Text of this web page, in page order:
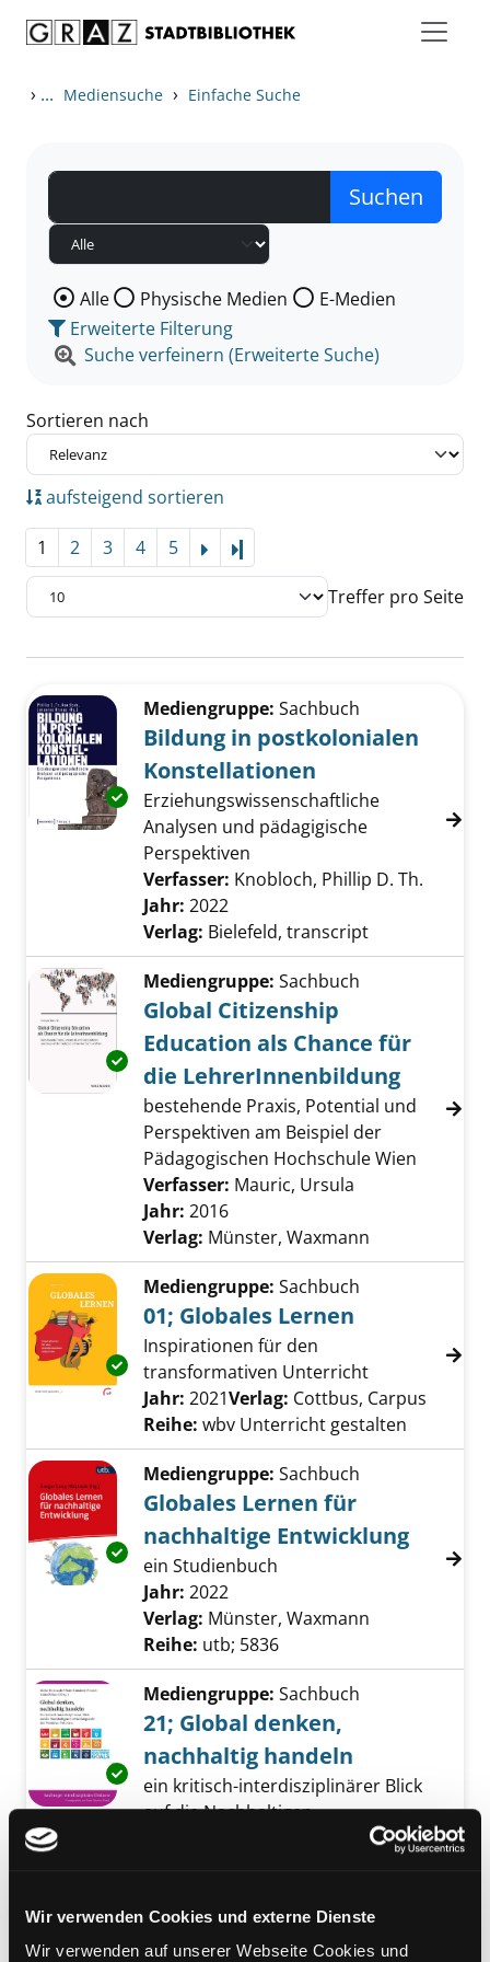
Wir verwenden Cookies und externe Dienste
Wir verwenden auf unserer Webseite Cookies und
› ... Mediensuche › Einfache Suche
Wählen Sie die Medienart nach der Sie suchen wollen.
Alle Physische Medien
E-Medien
Erweiterte Filterung
Suche verfeinern (Erweiterte Suche)
Sortieren nach
aufsteigend sortieren
1 2 3 4 5
Treffer pro Seite
Zu den Suchfiltern springen
Exemplar-Details von Bildung in
Mediengruppe: Sachbuch
Bildung in postkolonialen
Konstellationen
Erziehungswissenschaftliche
Analysen und pädagigische
Perspektiven
Verfasser: Knobloch, Phillip D. Th.
Jahr: 2022
Verlag: Bielefeld, transcript
Exemplar-Details von Global Citizenship
Mediengruppe: Sachbuch
Global Citizenship
Education als Chance für
die LehrerInnenbildung
bestehende Praxis, Potential und
Perspektiven am Beispiel der
Pädagogischen Hochschule Wien
Verfasser: Mauric, Ursula
Jahr: 2016
Verlag: Münster, Waxmann
Exemplar-Details von 01; Globales Lernen
Mediengruppe: Sachbuch
01; Globales Lernen
Inspirationen für den
transformativen Unterricht
Suche nach diesem Verfasser
Jahr: 2021Verlag: Cottbus, Carpus
Reihe: wbv Unterricht gestalten
Exemplar-Details von Globales Lernen für
Mediengruppe: Sachbuch
Globales Lernen für
nachhaltige Entwicklung
ein Studienbuch
Suche nach diesem Verfasser
Jahr: 2022
Verlag: Münster, Waxmann
Reihe: utb; 5836
Exemplar-Details von 21; Global denken,
Mediengruppe: Sachbuch
21; Global denken,
nachhaltig handeln
ein kritisch-interdisziplinärer Blick
auf die Nachhaltigen
Entwicklungsziele der Vereinten
Gmainer-Pranzl, FranzSuche nach
Jahr:2024